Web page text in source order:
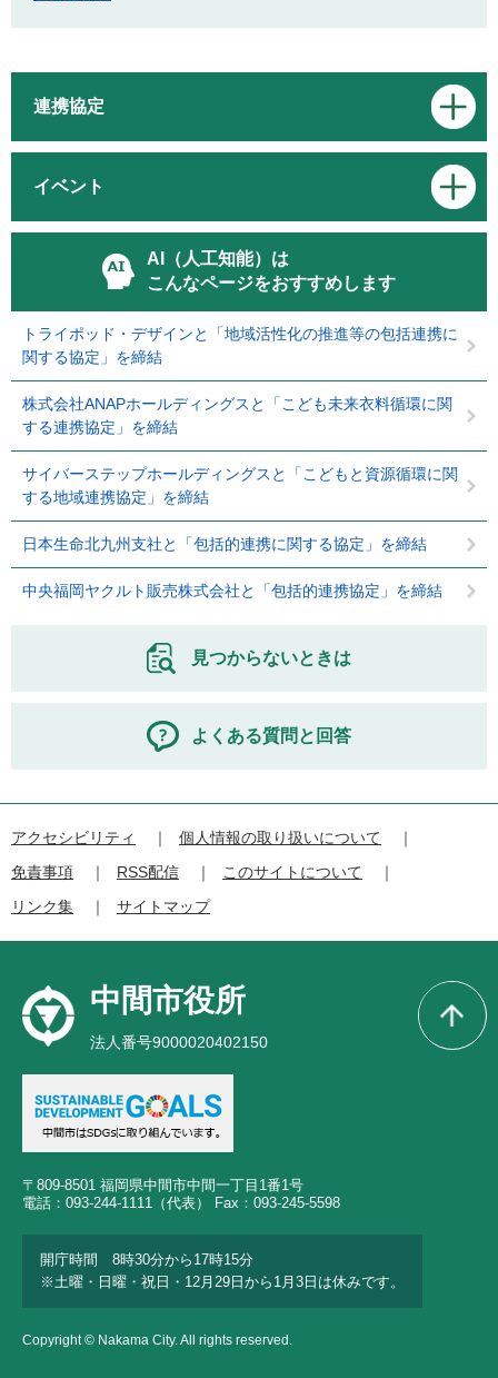
連携協定
イベント
AI（人工知能）は
こんなページをおすすめします
トライポッド・デザインと「地域活性化の推進等の包括連携に
関する協定」を締結
株式会社ANAPホールディングスと「こども未来衣料循環に関
する連携協定」を締結
サイバーステップホールディングスと「こどもと資源循環に関
する地域連携協定」を締結
日本生命北九州支社と「包括的連携に関する協定」を締結
中央福岡ヤクルト販売株式会社と「包括的連携協定」を締結
見つからないときは
よくある質問と回答
アクセシビリティ
個人情報の取り扱いについて
免責事項
RSS配信
このサイトについて
リンク集
サイトマップ
中間市役所
法人番号9000020402150
〒809-8501 福岡県中間市中間一丁目1番1号
電話：093-244-1111（代表） Fax：093-245-5598
開庁時間 8時30分から17時15分
※土曜・日曜・祝日・12月29日から1月3日は休みです。
Copyright © Nakama City. All rights reserved.